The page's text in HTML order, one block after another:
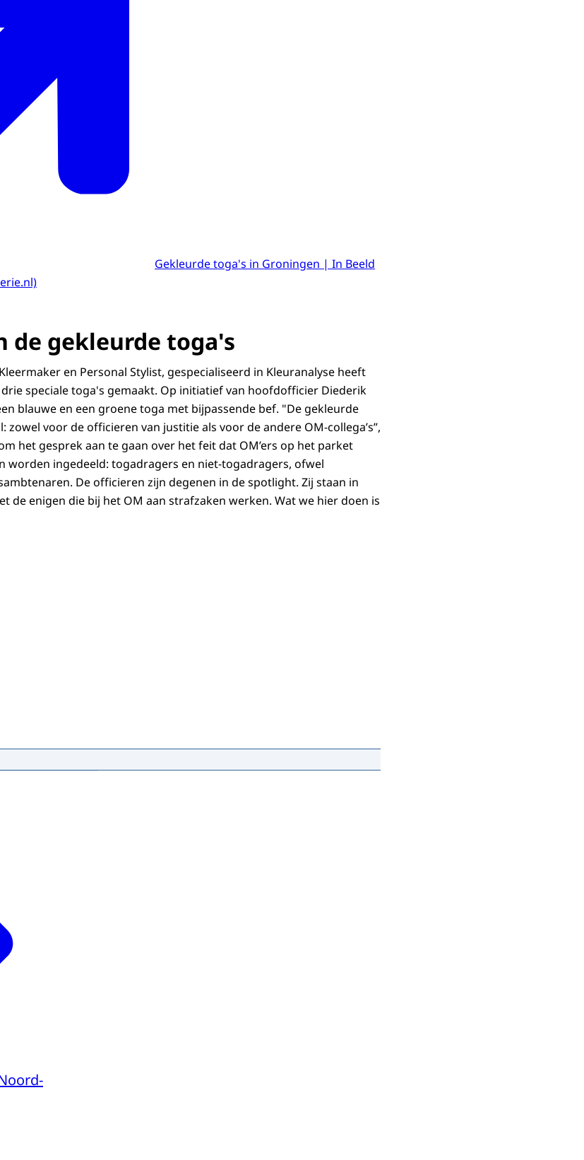
Gekleurde toga's in Groningen | In Beeld
de gekleurde toga's
en Personal Stylist, gespecialiseerd in Kleuranalyse heeft
speciale toga's gemaakt. Op initiatief van hoofdofficier Diederik
blauwe en een groene toga met bijpassende bef. "De gekleurde
zowel voor de officieren van justitie als voor de andere OM-collega’s”,
het gesprek aan te gaan over het feit dat OM’ers op het parket
worden ingedeeld: togadragers en niet-togadragers, ofwel
De officieren zijn degenen in de spotlight. Zij staan in
de enigen die bij het OM aan strafzaken werken. Wat we hier doen is